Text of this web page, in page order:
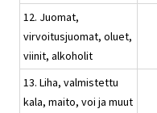
12. Juomat,
virvoitusjuomat, oluet,
viinit, alkoholit
13. Liha, valmistettu
kala, maito, voi ja muut